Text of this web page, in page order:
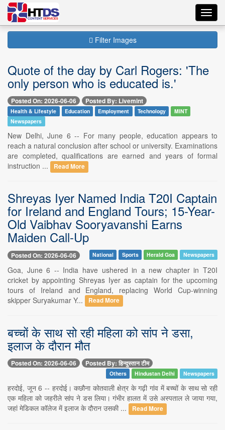
Filter Images
Quote of the day by Carl Rogers: 'The
only person who is educated is.'
Posted On: 2026-06-06 Posted By: Livemint
Health & Lifestyle Education Employment Technology
MINT
Newspapers
New Delhi, June 6 -- For many people, education appears to
reach a natural conclusion after school or university. Examinations
are completed, qualifications are earned and years of formal
instruction ...
Read More
Shreyas Iyer Named India T20I Captain
for Ireland and England Tours; 15-Year-
Old Vaibhav Sooryavanshi Earns
Maiden Call-Up
Posted On: 2026-06-06 National Sports Herald Goa Newspapers
Goa, June 6 -- India have ushered in a new chapter in T20I
cricket by appointing Shreyas Iyer as captain for the upcoming
tours of Ireland and England, replacing World Cup-winning
skipper Suryakumar Y...
Read More
बच्चों के साथ सो रही महिला को सांप ने डसा,
इलाज के दौरान मौत
Posted On: 2026-06-06 Posted By: हिन्दुस्तान टीम
Others Hindustan Delhi Newspapers
हरदोई, जून 6 -- हरदोई। कछौना कोतवाली क्षेत्र के गढ़ी गांव में बच्चों के साथ सो रही
एक महिला को जहरीले सांप ने डस लिया। गंभीर हालत में उसे अस्पताल ले जाया गया,
जहां मेडिकल कॉलेज में इलाज के दौरान उसकी ...
Read More